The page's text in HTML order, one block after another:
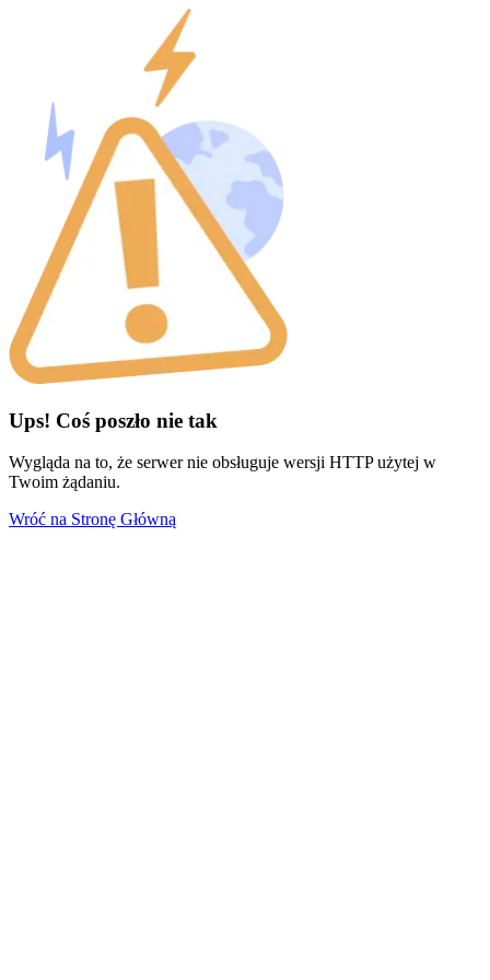
Ups! Coś poszło nie tak
Wygląda na to, że serwer nie obsługuje wersji HTTP użytej w
Twoim żądaniu.
Wróć na Stronę Główną